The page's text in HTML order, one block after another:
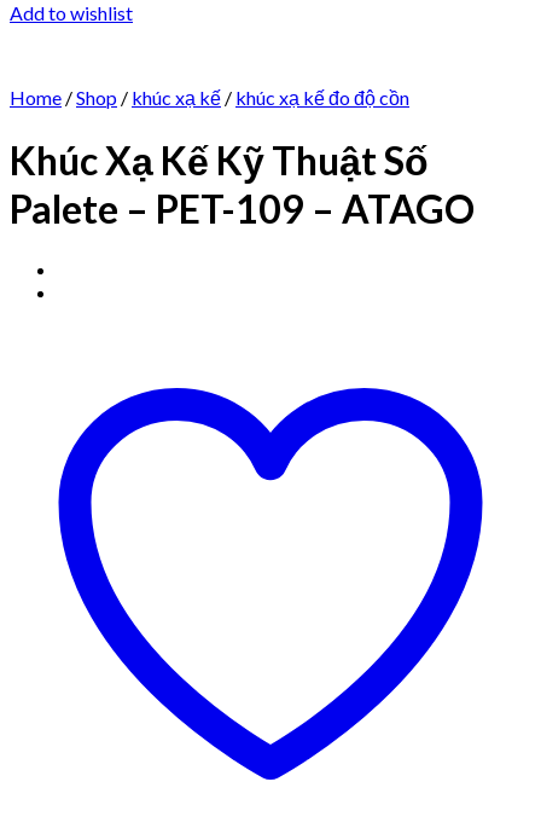
Add to wishlist
Home /Shop / khúc xạ kế / khúc xạ kế đo độ cồn
Khúc Xạ Kế Kỹ Thuật Số
Palete – PET-109 – ATAGO